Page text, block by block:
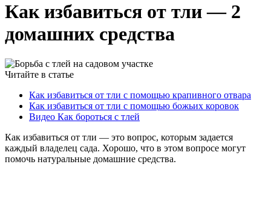
Как избавиться от тли — 2
домашних средства
Читайте в статье
Как избавиться от тли с помощью крапивного отвара
Как избавиться от тли с помощью божьих коровок
Видео Как бороться с тлей
Как избавиться от тли — это вопрос, которым задается
каждый владелец сада. Хорошо, что в этом вопросе могут
помочь натуральные домашние средства.